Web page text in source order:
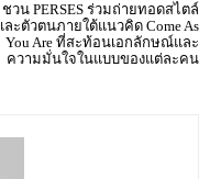
ชวน PERSES ร่วมถ่ายทอดสไตล์
ละตัวตนภายใต้แนวคิด Come As
You Are ที่สะท้อนเอกลักษณ์และ
ความมั่นใจในแบบของแต่ละคน